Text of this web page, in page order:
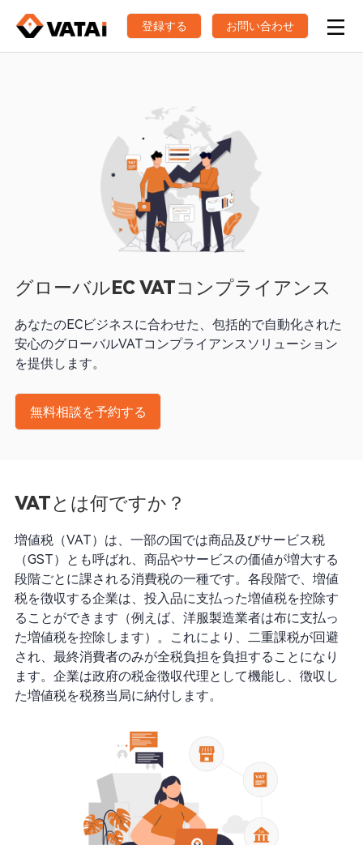
登録する お問い合わせ
グローバルEC VATコンプライアンス
あなたのECビジネスに合わせた、包括的で自動化された
安心のグローバルVATコンプライアンスソリューション
を提供します。
無料相談を予約する
VATとは何ですか？
増値税（VAT）は、一部の国では商品及びサービス税
（GST）とも呼ばれ、商品やサービスの価値が増大する
段階ごとに課される消費税の一種です。各段階で、増値
税を徴収する企業は、投入品に支払った増値税を控除す
ることができます（例えば、洋服製造業者は布に支払っ
た増値税を控除します）。これにより、二重課税が回避
され、最終消費者のみが全税負担を負担することになり
ます。企業は政府の税金徴収代理として機能し、徴収し
た増値税を税務当局に納付します。